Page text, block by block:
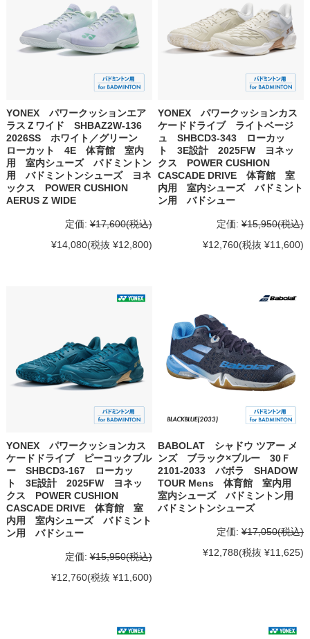
YONEX パワークッションエア
ラスＺワイド SHBAZ2W-136
2026SS ホワイト／グリーン
ローカット 4E 体育館 室内
用 室内シューズ バドミントン
用 バドミントンシューズ ヨネ
ックス POWER CUSHION
AERUS Z WIDE
定価: ¥17,600(税込)
¥14,080(税抜 ¥12,800)
YONEX パワークッションカス
ケードドライブ ライトベージ
ュ SHBCD3-343 ローカッ
ト 3E設計 2025FW ヨネッ
クス POWER CUSHION
CASCADE DRIVE 体育館 室
内用 室内シューズ バドミント
ン用 バドシュー
定価: ¥15,950(税込)
¥12,760(税抜 ¥11,600)
YONEX パワークッションカス
ケードドライブ ピーコックブル
ー SHBCD3-167 ローカッ
ト 3E設計 2025FW ヨネッ
クス POWER CUSHION
CASCADE DRIVE 体育館 室
内用 室内シューズ バドミント
ン用 バドシュー
定価: ¥15,950(税込)
¥12,760(税抜 ¥11,600)
BABOLAT シャドウ ツアー メ
ンズ ブラック×ブルー 30Ｆ
2101-2033 バボラ SHADOW
TOUR Mens 体育館 室内用
室内シューズ バドミントン用
バドミントンシューズ
定価: ¥17,050(税込)
¥12,788(税抜 ¥11,625)